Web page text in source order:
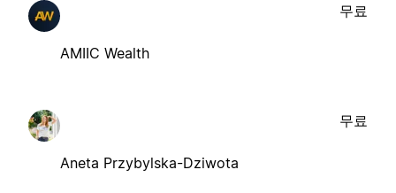
AMIIC Wealth
무료
Aneta Przybylska-Dziwota
무료